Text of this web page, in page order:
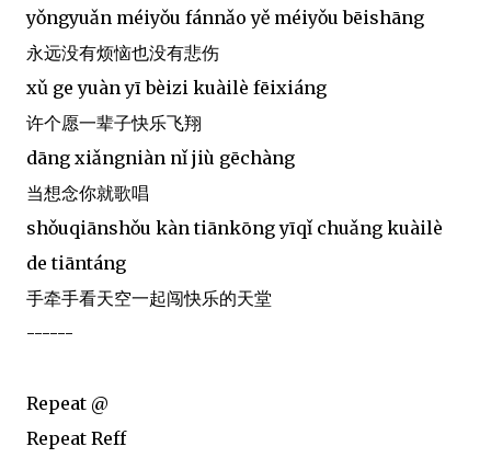
yǒngyuǎn méiyǒu fánnǎo yě méiyǒu bēishāng
永远没有烦恼也没有悲伤
xǔ ge yuàn yī bèizi kuàilè fēixiáng
许个愿一辈子快乐飞翔
dāng xiǎngniàn nǐ jiù gēchàng
当想念你就歌唱
shǒuqiānshǒu kàn tiānkōng yīqǐ chuǎng kuàilè
de tiāntáng
手牵手看天空一起闯快乐的天堂
------
Repeat @
Repeat Reff